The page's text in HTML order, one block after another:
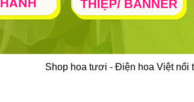
Shop hoa tươi - Điện hoa Việt nổi